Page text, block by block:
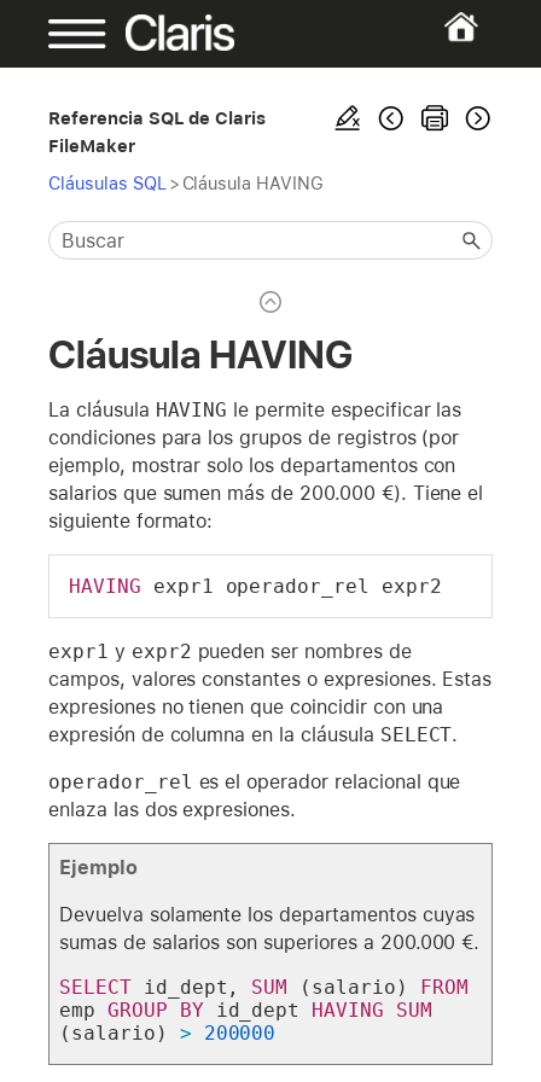
Referencia SQL de Claris
FileMaker
Cláusulas SQL > Cláusula HAVING
Cláusula HAVING
La cláusula HAVING le permite especificar las
condiciones para los grupos de registros (por
ejemplo, mostrar solo los departamentos con
salarios que sumen más de 200.000 €). Tiene el
siguiente formato:
HAVING expr1 operador_rel expr2
expr1 y expr2 pueden ser nombres de
campos, valores constantes o expresiones. Estas
expresiones no tienen que coincidir con una
expresión de columna en la cláusula SELECT.
operador_rel es el operador relacional que
enlaza las dos expresiones.
Ejemplo
Devuelva solamente los departamentos cuyas
sumas de salarios son superiores a 200.000 €.
SELECT id_dept, SUM (salario) FROM
emp GROUP BY id_dept HAVING
SUM
(salario) > 200000